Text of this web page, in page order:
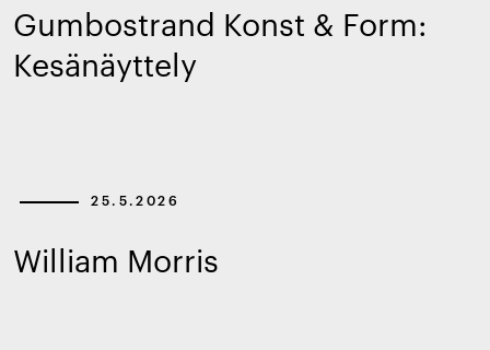
Gumbostrand Konst & Form:
Kesänäyttely
25.5.2026
William Morris